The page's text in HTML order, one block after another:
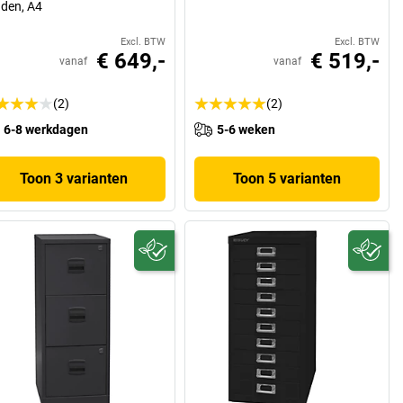
A4
Excl. BTW
vanaf € 649,-
(2)
6-8 werkdagen
Toon 3 varianten
Excl. BTW
vanaf € 519,-
(2)
5-6 weken
Toon 5 varianten